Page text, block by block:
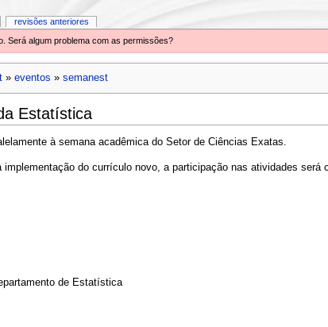
Será algum problema com as permissões?
» eventos » semanest
Estatística
à semana acadêmica do Setor de Ciências Exatas.
do currículo novo, a participação nas atividades será
de Estatística
revisões anteriores